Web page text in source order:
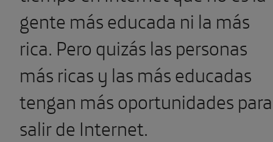
gente más educada ni la más
rica. Pero quizás las personas
más ricas y las más educadas
tengan más oportunidades para
salir de Internet.